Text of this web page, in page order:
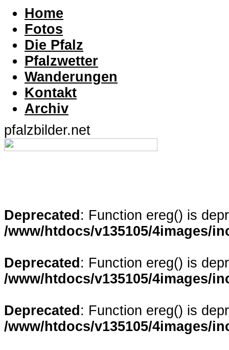
Home
Fotos
Die Pfalz
Pfalzwetter
Wanderungen
Kontakt
Archiv
pfalzbilder.net
Deprecated : Function ereg() is
/www/htdocs/v135105/4images/
Deprecated : Function ereg() is
/www/htdocs/v135105/4images/
Deprecated : Function ereg() is
/www/htdocs/v135105/4images/